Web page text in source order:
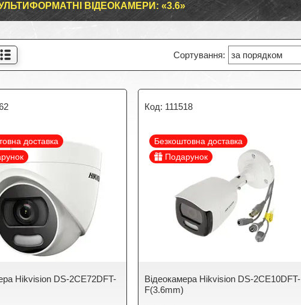
ВІДЕОКАМЕРИ: «3.6»
доставка
Hikvision DS-2CE72DFT-
111518
Безкоштовна доставка
Подарунок
Відеокамера Hikvision DS-2CE10DFT-
F(3.6mm)